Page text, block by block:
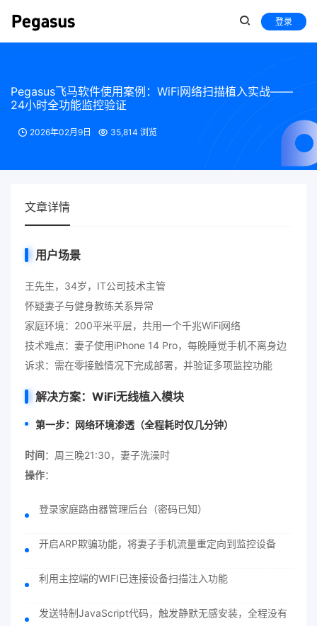
登录
Pegasus飞马软件使用案例：WiFi网络扫描植入实战——
24小时全功能监控验证
2026年02月9日 35,814 浏览
文章详情
用户场景
王先生，34岁，IT公司技术主管
怀疑妻子与健身教练关系异常
家庭环境：200平米平层，共用一个千兆WiFi网络
技术难点：妻子使用iPhone 14 Pro，每晚睡觉手机不离身边
诉求：需在零接触情况下完成部署，并验证多项监控功能
解决方案：WiFi无线植入模块
第一步：网络环境渗透（全程耗时仅几分钟）
时间：周三晚21:30，妻子洗澡时
操作：
登录家庭路由器管理后台（密码已知）
开启ARP欺骗功能，将妻子手机流量重定向到监控设备
利用主控端的WIFI已连接设备扫描注入功能
发送特制JavaScript代码，触发静默无感安装，全程没有